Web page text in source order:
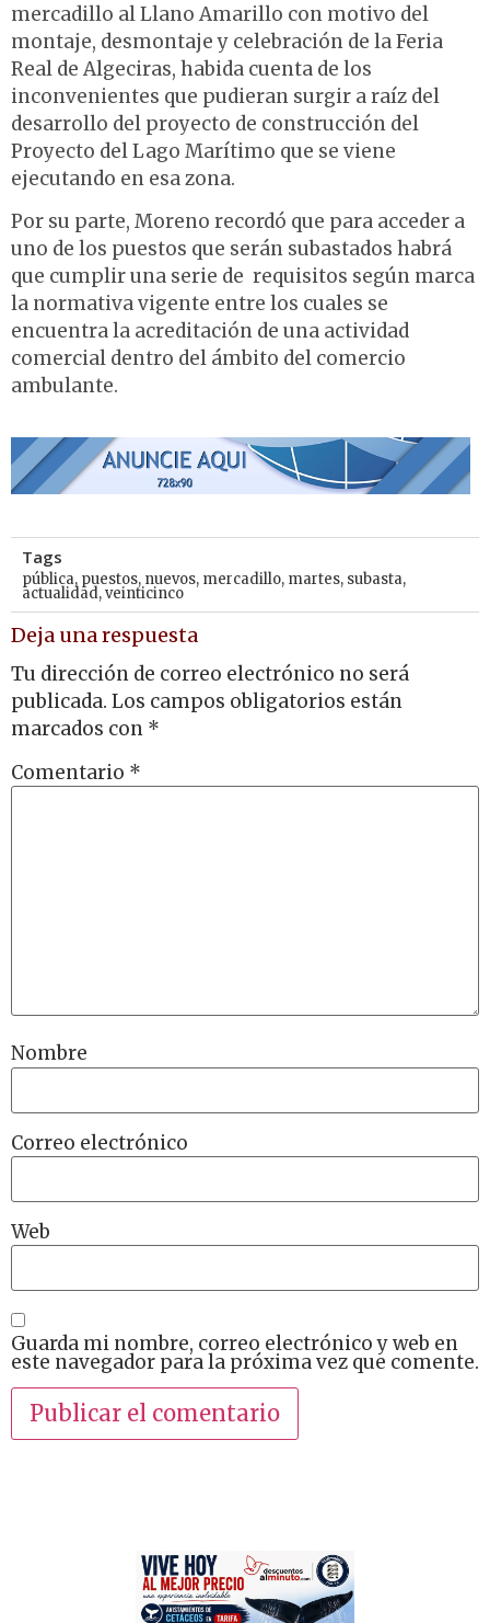
mercadillo al Llano Amarillo con motivo del
montaje, desmontaje y celebración de la Feria
Real de Algeciras, habida cuenta de los
inconvenientes que pudieran surgir a raíz del
desarrollo del proyecto de construcción del
Proyecto del Lago Marítimo que se viene
ejecutando en esa zona.
Por su parte, Moreno recordó que para acceder a
uno de los puestos que serán subastados habrá
que cumplir una serie de requisitos según marca
la normativa vigente entre los cuales se
encuentra la acreditación de una actividad
comercial dentro del ámbito del comercio
ambulante.
Tags
pública, puestos, nuevos, mercadillo, martes, subasta,
actualidad,veinticinco
Deja una respuesta
Tu dirección de correo electrónico no será
publicada. Los campos obligatorios están
marcados con *
Comentario *
Nombre
Correo electrónico
Web
Guarda mi nombre, correo electrónico y web en
este navegador para la próxima vez que comente.